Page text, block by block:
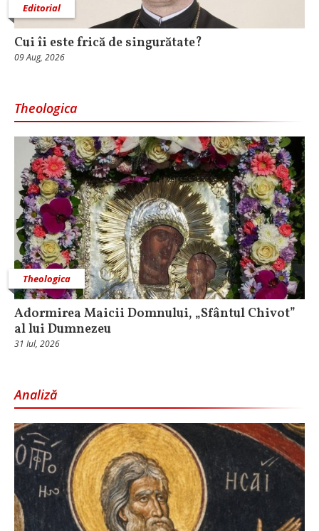
Editorial
Cui îi este frică de singurătate?
09 Aug, 2026
Theologica
Theologica
Adormirea Maicii Domnului, „Sfântul Chivot”
al lui Dumnezeu
31 Iul, 2026
Analiză